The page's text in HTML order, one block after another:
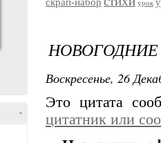
-
урок
Воскресенье, 26
Это цитата
цитатник или